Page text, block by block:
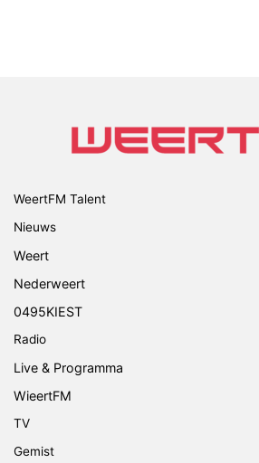
WeertFM Talent
Nieuws
Weert
Nederweert
0495KIEST
Radio
Live & Programma
WieertFM
TV
Gemist